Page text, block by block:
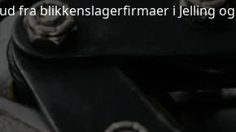
fra blikkenslagerfirmaer i Jelling